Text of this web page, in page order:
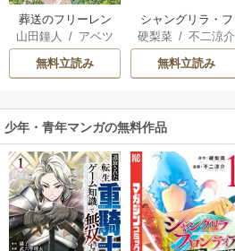
葬送のフリーレン
山田鐘人
/ アベツ
カサ
無料立読み
シャングリラ・フ
ロンティア
硬梨菜 /不二涼介
無料立読み
少年・青年マンガの無料作品